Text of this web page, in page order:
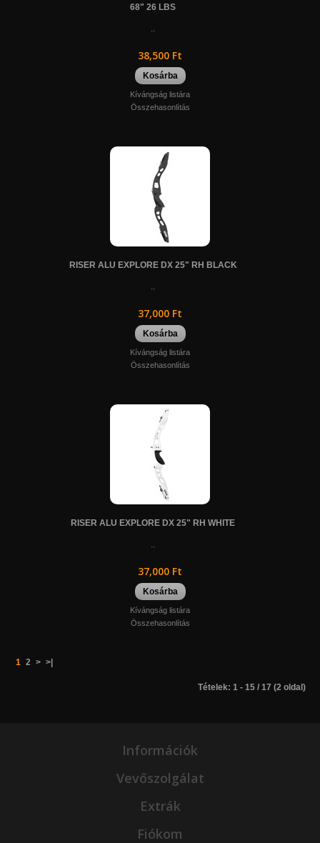
68" 26 LBS
38,500 Ft
Kosárba
Kívángság listára
Összehasonlítás
RISER ALU EXPLORE DX 25" RH BLACK
37,000 Ft
Kosárba
Kívángság listára
Összehasonlítás
RISER ALU EXPLORE DX 25" RH WHITE
37,000 Ft
Kosárba
Kívángság listára
Összehasonlítás
1 2 > >|
Tételek: 1 - 15 / 17 (2 oldal)
Információk
Vevőszolgálat
Extrák
Fiókom